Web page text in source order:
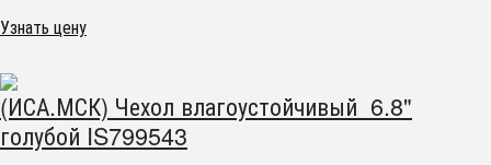
Узнать цену
(ИСА.МСК) Чехол влагоустойчивый 6.8"
голубой IS799543